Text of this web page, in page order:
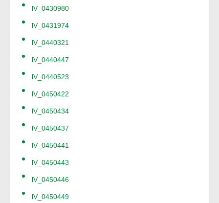
lV_0430980
lV_0431974
lV_0440321
lV_0440447
lV_0440523
lV_0450422
lV_0450434
lV_0450437
lV_0450441
lV_0450443
lV_0450446
lV_0450449